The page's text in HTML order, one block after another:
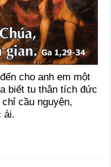
cho anh em một
biết tu thân tích đức
cầu nguyện,
ái.